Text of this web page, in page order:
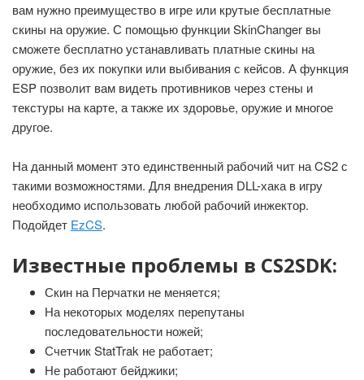
вам нужно преимущество в игре или крутые бесплатные
скины на оружие. С помощью функции SkinChanger вы
сможете бесплатно устанавливать платные скины на
оружие, без их покупки или выбивания с кейсов. А функция
ESP позволит вам видеть противников через стены и
текстуры на карте, а также их здоровье, оружие и многое
другое.
На данный момент это единственный рабочий чит на CS2 с
такими возможностями. Для внедрения DLL-хака в игру
необходимо использовать любой рабочий инжектор.
Подойдет EzCS.
Известные проблемы в CS2SDK:
Скин на Перчатки не меняется;
На некоторых моделях перепутаны
последовательности ножей;
Счетчик StatTrak не работает;
Не работают бейджики;